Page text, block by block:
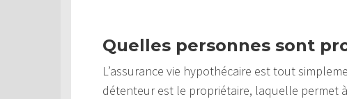
Quelles personnes sont
L’assurance vie hypothécaire est tout
détenteur est le propriétaire, laquelle permet